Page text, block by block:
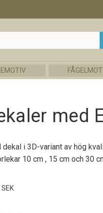
med
dekal i 3D-variant av hög
10 cm , 15 cm och 30
SEK